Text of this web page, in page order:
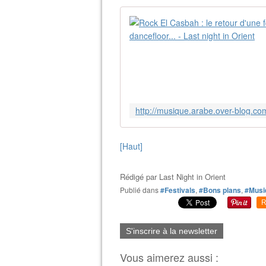
[Haut]
Rédigé par Last Night in Orient
Publié dans#Festivals, #Bons plans,
S'inscrire à la newsletter
Vous aimerez aussi :